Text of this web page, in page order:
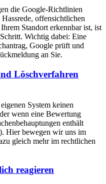
die Google-Richtlinien
offensichtlichen
Standort erkennbar ist, ist
Wichtig dabei: Eine
Google prüft und
an Sie.
Löschverfahren
System keinen
wenn eine Bewertung
enthält
Hier bewegen wir uns im
gleich mehr im rechtlichen
reagieren